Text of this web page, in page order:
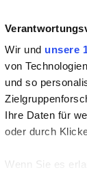
Wir und unsere
von
und so
Ihre Daten für
oder durch
Wenn Sie es